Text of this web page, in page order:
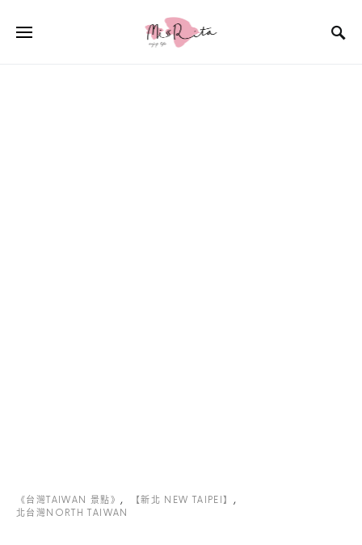
《台灣TAIWAN 景點》
【新北 NEW TAIPEI】
北台灣NORTH TAIWAN